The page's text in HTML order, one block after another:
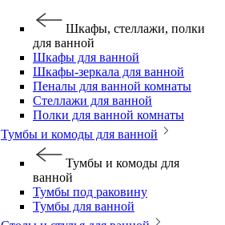
Шкафы, стеллажи, полки
для ванной
Шкафы для ванной
Шкафы-зеркала для ванной
Пеналы для ванной комнаты
Стеллажи для ванной
Полки для ванной комнаты
Тумбы и комоды для ванной
Тумбы и комоды для
ванной
Тумбы под раковину
Тумбы для ванной